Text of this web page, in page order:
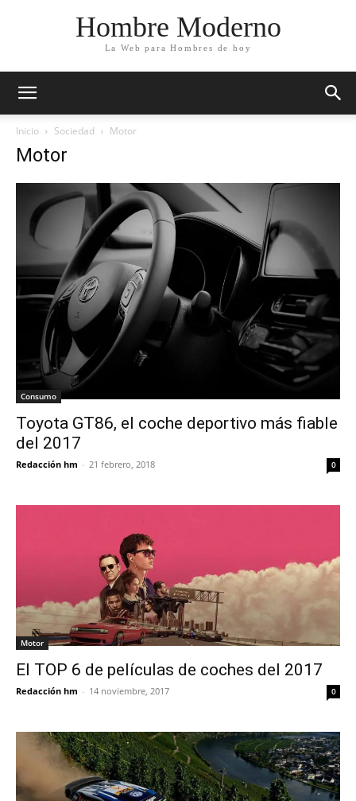
Hombre Moderno
La Web para Hombres de hoy
Inicio Sociedad Motor
Motor
Consumo
Toyota GT86, el coche deportivo más fiable
del 2017
Redacción hm - 21 febrero, 2018 0
Motor
El TOP 6 de películas de coches del 2017
Redacción hm - 14 noviembre, 2017 0